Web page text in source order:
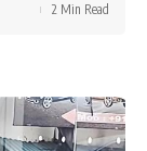
2 Min Read